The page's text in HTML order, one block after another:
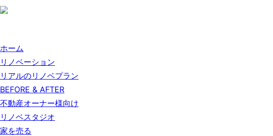
ホーム
リノベーション
リアルのリノベプラン
BEFORE & AFTER
不動産オーナー様向け
リノベスタジオ
家を売る